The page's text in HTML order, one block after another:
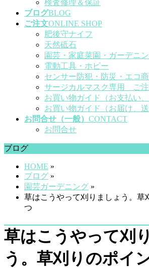
検査修理＆保証
ブログBLOG
ご注文ONLINE SHOP
肥後守ナイフ
天然砥石
園芸・家庭菜園・ガーデニ
電動工具・ホビー
センサー防犯・防災・エコ
サージカルマスク専用 ご
お買い物ガイド（お支払い、
お買い物ガイド（お届け、送
お問合せ（一般） CONTACT
お問合せ
ブログ
HOME »
ブログ »
園芸ガーデニング »
草はこうやって刈りましょう。草
つ
草はこうやって刈
う。草刈りのポイ